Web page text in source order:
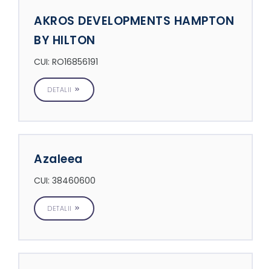
AKROS DEVELOPMENTS HAMPTON
BY HILTON
CUI: RO16856191
DETALII
Azaleea
CUI: 38460600
DETALII